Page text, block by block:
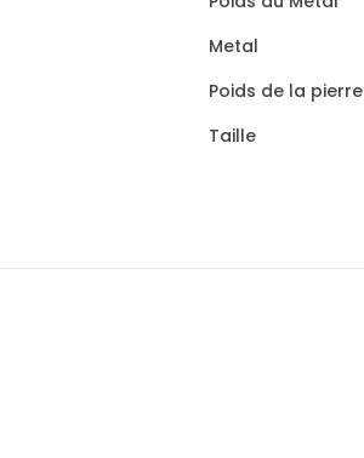
Metal
Poids de la pierre
Taille